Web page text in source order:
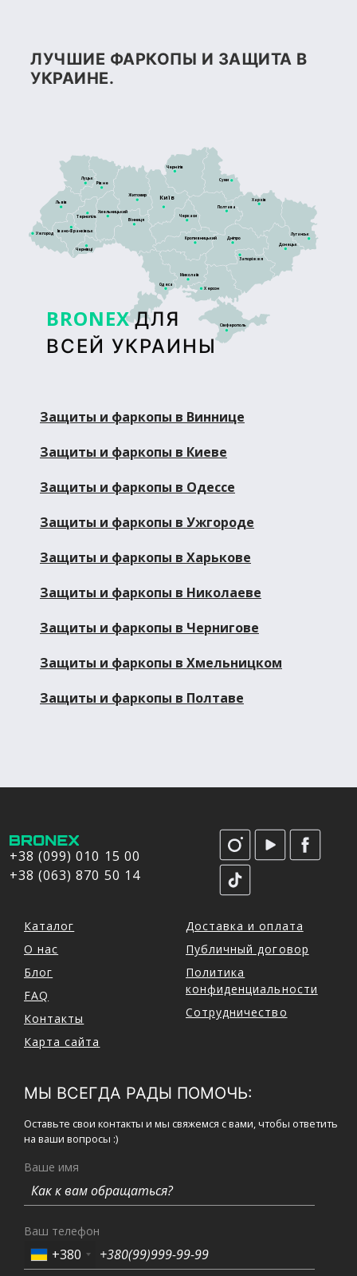
ЛУЧШИЕ ФАРКОПЫ И ЗАЩИТА В
УКРАИНЕ.
BRONEX ДЛЯ
ВСЕЙ УКРАИНЫ
Сімферополь
Луцьк
Київ
Житомир
Тернопіль
Рівне
Львів
Дніпро
Кропивницький
Харків
Полтава
Черкаси
Суми
Чернігів
Запоріжжя
Херсон
Донецьк
Луганськ
Ужгород
Чернівці
Вінниця
Хмельницький
Івано-Франківськ
Миколаїв
Одеса
Защиты и фаркопы в Виннице
Защиты и фаркопы в Киеве
Защиты и фаркопы в Одессе
Защиты и фаркопы в Ужгороде
Защиты и фаркопы в Харькове
Защиты и фаркопы в Николаеве
Защиты и фаркопы в Чернигове
Защиты и фаркопы в Хмельницком
Защиты и фаркопы в Полтаве
+38 (099) 010 15 00
+38 (063) 870 50 14
Каталог
О нас
Блог
FAQ
Контакты
Карта сайта
Доставка и оплата
Публичный договор
Политика
конфиденциальности
Сотрудничество
МЫ ВСЕГДА РАДЫ ПОМОЧЬ:
Оставьте свои контакты и мы свяжемся с вами, чтобы ответить
на ваши вопросы :)
Ваше имя
Ваш телефон
+380